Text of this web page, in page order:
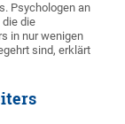
Psychologen an
die die
in nur wenigen
sind, erklärt